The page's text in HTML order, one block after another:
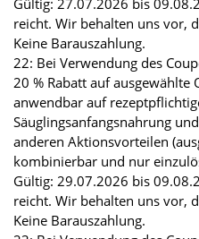
Gültig: 27.07.2026 bis
reicht. Wir behalten uns vor,
Keine Barauszahlung.
22: Bei Verwendung des
20 % Rabatt auf
anwendbar auf
Säuglingsanfangsnahrung
anderen Aktionsvorteilen
kombinierbar und nur
Gültig: 29.07.2026 bis
reicht. Wir behalten uns vor,
Keine Barauszahlung.